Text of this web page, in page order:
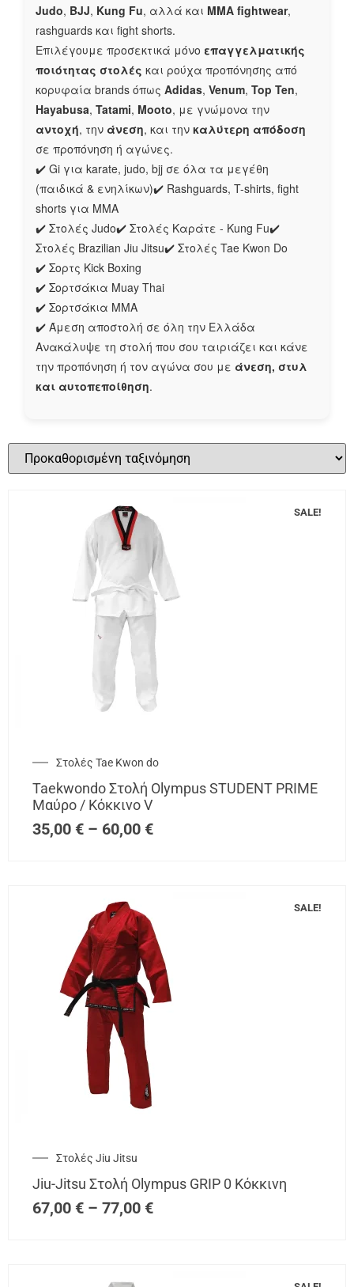
Judo, BJJ, Kung Fu, αλλά και MMA fightwear,
rashguards και fight shorts.
Επιλέγουμε προσεκτικά μόνο επαγγελματικής
ποιότητας στολές και ρούχα προπόνησης από
κορυφαία brands όπωςAdidas,Venum,Top Ten,
Hayabusa,Tatami, Mooto, με γνώμονα την
αντοχή, τηνάνεση, και τηνκαλύτερη απόδοση
σε προπόνηση ή αγώνες.
✔️ Gi για karate, judo, bjj σε όλα τα μεγέθη
(παιδικά & ενηλίκων)✔️ Rashguards, T-shirts, fight
shorts για MMA
✔️ Στολές Judo✔️ Στολές Καράτε - Kung Fu✔️
Στολές Brazilian Jiu Jitsu✔️ Στολές Tae Kwon Do
✔️ Σορτς Kick Boxing
✔️ Σορτσάκια Muay Thai
✔️ Σορτσάκια MMA
✔️ Άμεση αποστολή σε όλη την Ελλάδα
Ανακάλυψε τη στολή που σου ταιριάζει και κάνε
την προπόνηση ή τον αγώνα σου μεάνεση, στυλ
και αυτοπεποίθηση.
SALE!
Στολές Tae Kwon do
Taekwondo Στολή Olympus STUDENT PRIME
Μαύρο / Κόκκινο V
35,00 € – 60,00 €
SALE!
Στολές Jiu Jitsu
Jiu-Jitsu Στολή Olympus GRIP 0 Κόκκινη
67,00 € – 77,00 €